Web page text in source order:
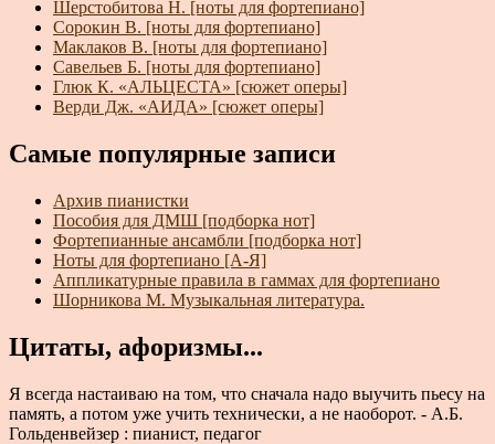
Шерстобитова Н. [ноты для фортепиано]
Сорокин В. [ноты для фортепиано]
Маклаков В. [ноты для фортепиано]
Савельев Б. [ноты для фортепиано]
Глюк К. «АЛЬЦЕСТА» [сюжет оперы]
Верди Дж. «АИДА» [сюжет оперы]
Самые популярные записи
Архив пианистки
Пособия для ДМШ [подборка нот]
Фортепианные ансамбли [подборка нот]
Ноты для фортепиано [А-Я]
Аппликатурные правила в гаммах для фортепиано
Шорникова М. Музыкальная литература.
Цитаты, афоризмы...
Я всегда настаиваю на том, что сначала надо выучить пьесу на
память, а потом уже учить технически, а не наоборот. - А.Б.
Гольденвейзер : пианист, педагог